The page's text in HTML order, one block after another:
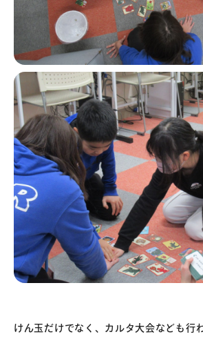
けん玉だけでなく、カルタ大会なども行